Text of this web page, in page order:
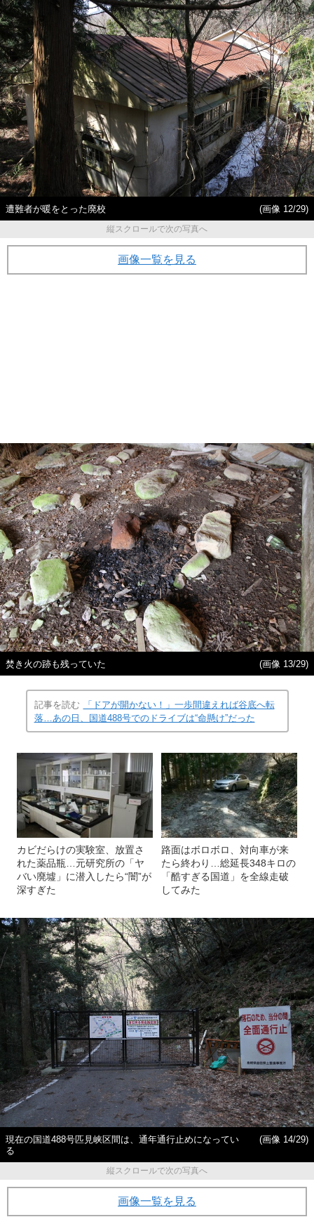
遭難者が暖をとった廃校
(画像 12/29)
縦スクロールで次の写真へ
画像一覧を見る
焚き火の跡も残っていた (画像 13/29)
記事を読む
「ドアが開かない！」一歩間違えれば谷底へ転
落…あの日、国道488号でのドライブは“命懸け”だった
カビだらけの実験室、放置さ
れた薬品瓶…元研究所の「ヤ
バい廃墟」に潜入したら“闇”が
深すぎた
路面はボロボロ、対向車が来
たら終わり…総延長348キロの
「酷すぎる国道」を全線走破
してみた
現在の国道488号匹見峡区間は、通年通行止めになってい
る
(画像 14/29)
縦スクロールで次の写真へ
画像一覧を見る